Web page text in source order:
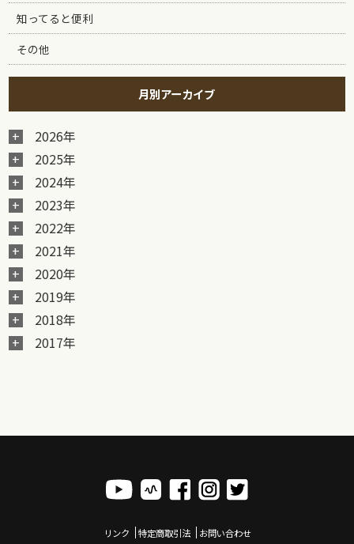
知ってると便利
その他
月別アーカイブ
2026年
2025年
2024年
2023年
2022年
2021年
2020年
2019年
2018年
2017年
リンク 特定商取引法 お問い合わせ